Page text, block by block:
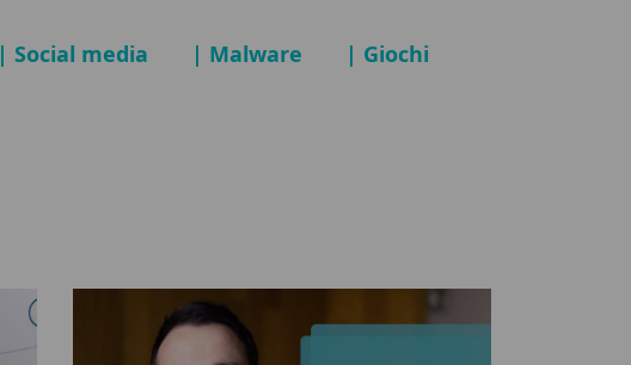
| Social media | Malware
| Giochi